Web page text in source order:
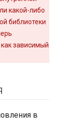
какой-либо
библиотеки
зависимый
в